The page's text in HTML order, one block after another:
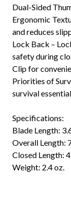
Dual-Sided
Ergonomic
and reduces
Lock Back –
safety during
Clip for
Priorities of
survival
Specifications:
Blade Length:
Overall Length:
Closed Length:
Weight: 2.4 oz.